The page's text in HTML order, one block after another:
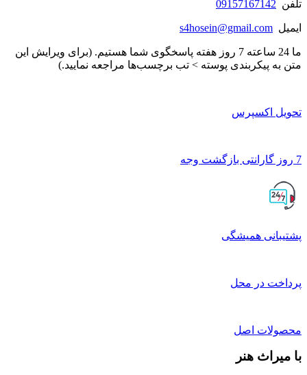
تلفن 09157167142
ایمیل s4hosein@gmail.com
ما 24 ساعته 7 روز هفته پاسخگوی شما هستیم. (برای ویرایش این
متن به پیکربندی پوسته > تب برچسب‌ها مراجعه نمایید.)
تحویل اکسپرس
7 روز گارانتی بازگشت وجه
پشتیبانی همیشگی
پرداخت در محل
محصولات اصل
با میراث هنر